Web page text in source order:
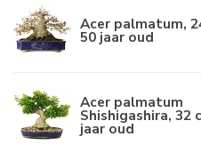
Acer palmatum,
50 jaar oud
Acer palmatum
Shishigashira, 32
jaar oud